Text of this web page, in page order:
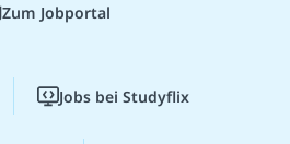
Zum Jobportal
Jobs bei Studyflix